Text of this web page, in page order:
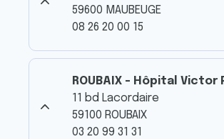
59600 MAUBEUGE
08 26 20 00 15
ROUBAIX - Hôpital Victor
11 bd Lacordaire
59100 ROUBAIX
03 20 99 31 31